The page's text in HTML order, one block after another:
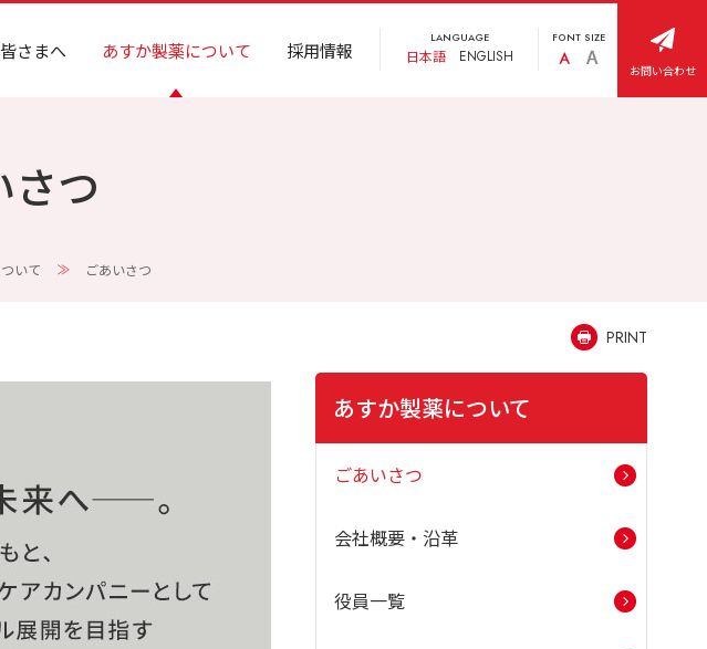
さまへ あすか製薬について 採用情報
LANGUAGE
日本語 ENGLISH
FONT SIZE
お問い合わせ
さつ
いて ごあいさつ
PRINT
あすか製薬について
ごあいさつ
会社概要・沿革
役員一覧